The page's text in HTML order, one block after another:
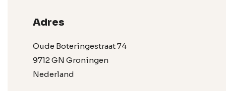
Adres
Oude Boteringestraat 74
9712 GN Groningen
Nederland